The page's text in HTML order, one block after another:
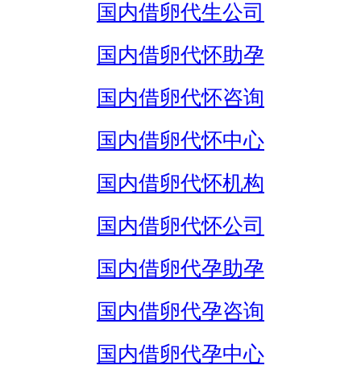
国内借卵代生公司
国内借卵代怀助孕
国内借卵代怀咨询
国内借卵代怀中心
国内借卵代怀机构
国内借卵代怀公司
国内借卵代孕助孕
国内借卵代孕咨询
国内借卵代孕中心